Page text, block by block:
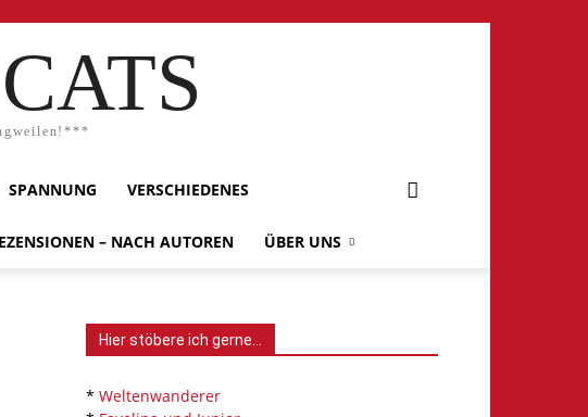
SPANNUNG VERSCHIEDENES
– NACH AUTOREN ÜBER UNS
Hier stöbere ich gerne…
* Weltenwanderer